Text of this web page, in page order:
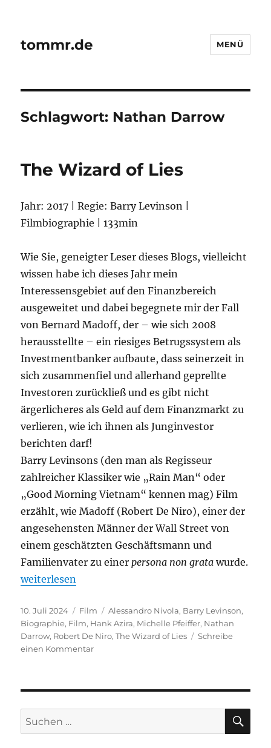
tommr.de MENÜ
Schlagwort: Nathan Darrow
The Wizard of Lies
Jahr: 2017 | Regie: Barry Levinson |
Filmbiographie | 133min
Wie Sie, geneigter Leser dieses Blogs, vielleicht
wissen habe ich dieses Jahr mein
Interessensgebiet auf den Finanzbereich
ausgeweitet und dabei begegnete mir der Fall
von Bernard Madoff, der – wie sich 2008
herausstellte – ein riesiges Betrugssystem als
Investmentbanker aufbaute, dass seinerzeit in
sich zusammenfiel und allerhand geprellte
Investoren zurückließ und es gibt nicht
ärgerlicheres als Geld auf dem Finanzmarkt zu
verlieren, wie ich ihnen als Junginvestor
berichten darf!
Barry Levinsons (den man als Regisseur
zahlreicher Klassiker wie „Rain Man“ oder
„Good Morning Vietnam“ kennen mag) Film
erzählt, wie Madoff (Robert De Niro), einer der
angesehensten Männer der Wall Street von
einem geschätzten Geschäftsmann und
Familienvater zu einerpersona non grata wurde.
„The Wizard of Lies“
weiterlesen
Veröffentlicht
am
10. Juli 2024 Kategorien
Film Schlagwörter
Alessandro Nivola, Barry Levinson,
Biographie, Film, Hank Azira, Michelle Pfeiffer, Nathan
Darrow, Robert De Niro,The Wizard of Lies
Schreibe
einen Kommentarzu
Suchen
nach: